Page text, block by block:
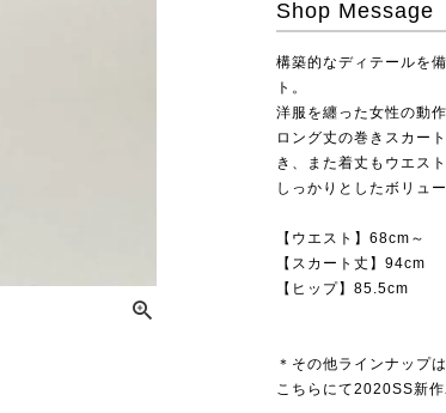
Shop Message
構築的なディテールを
ト。
洋服を纏った女性の動
ロング丈の巻きスカー
き、また着丈もウエス
しっかりとしたボリュ
【ウエスト】68cm～
【スカート丈】94cm
【ヒップ】85.5cm
＊その他ラインナップは
こちらにて2020SS新作